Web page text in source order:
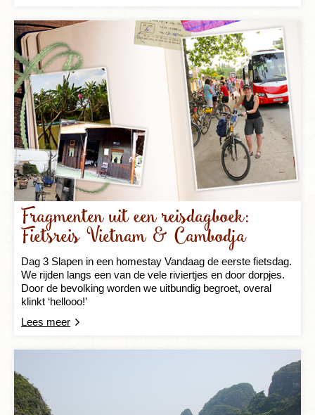
Fragmenten uit een reisdagboek:
Fietsreis Vietnam & Cambodja
Dag 3 Slapen in een homestay Vandaag de eerste fietsdag.
We rijden langs een van de vele riviertjes en door dorpjes.
Door de bevolking worden we uitbundig begroet, overal
klinkt ‘hellooo!’
Lees meer